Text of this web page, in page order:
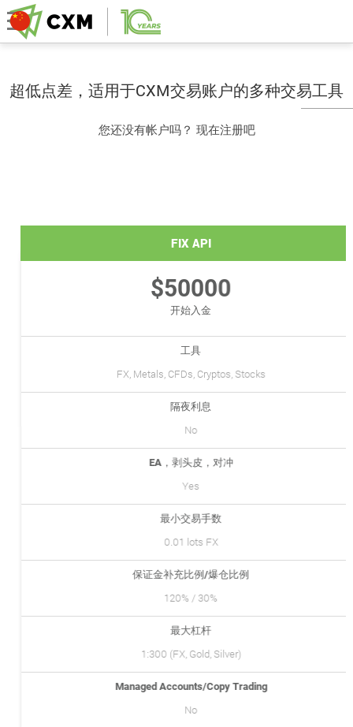
超低点差，适用于CXM交易账户的多种交易工具
您还没有帐户吗？ 现在注册吧
FIX API
$50000
开始入金
工具
FX, Metals, CFDs, Cryptos, Stocks
隔夜利息
EA，剥头皮，对冲
Yes
最小交易手数
0.01 lots FX
保证金补充比例/爆仓比例
120% / 30%
最大杠杆
1:300 (FX, Gold, Silver)
Managed Accounts/Copy Trading